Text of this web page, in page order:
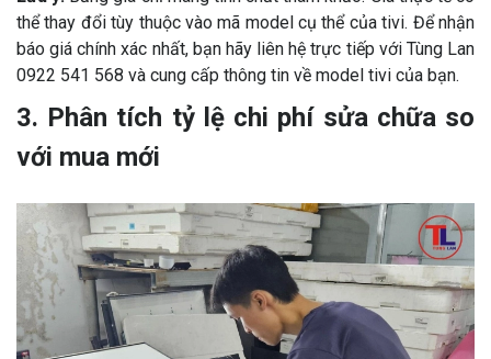
thể thay đổi tùy thuộc vào mã model cụ thể của tivi. Để nhận
báo giá chính xác nhất, bạn hãy liên hệ trực tiếp với Tùng Lan
0922 541 568 và cung cấp thông tin về model tivi của bạn.
3. Phân tích tỷ lệ chi phí sửa chữa so
với mua mới